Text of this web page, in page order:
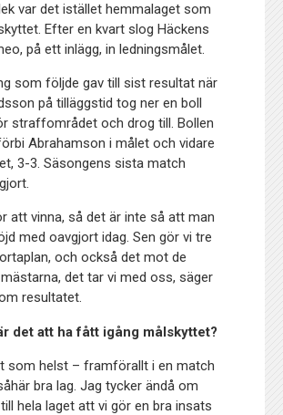
var det istället hemmalaget som
Efter en kvart slog Häckens
på ett inlägg, in ledningsmålet.
som följde gav till sist resultat när
på tilläggstid tog ner en boll
straffområdet och drog till. Bollen
Abrahamson i målet och vidare
3-3. Säsongens sista match
att vinna, så det är inte så att man
med oavgjort idag. Sen gör vi tre
och också det mot de
det tar vi med oss, säger
resultatet.
det att ha fått igång målskyttet?
som helst – framförallt i en match
bra lag. Jag tycker ändå om
hela laget att vi gör en bra insats